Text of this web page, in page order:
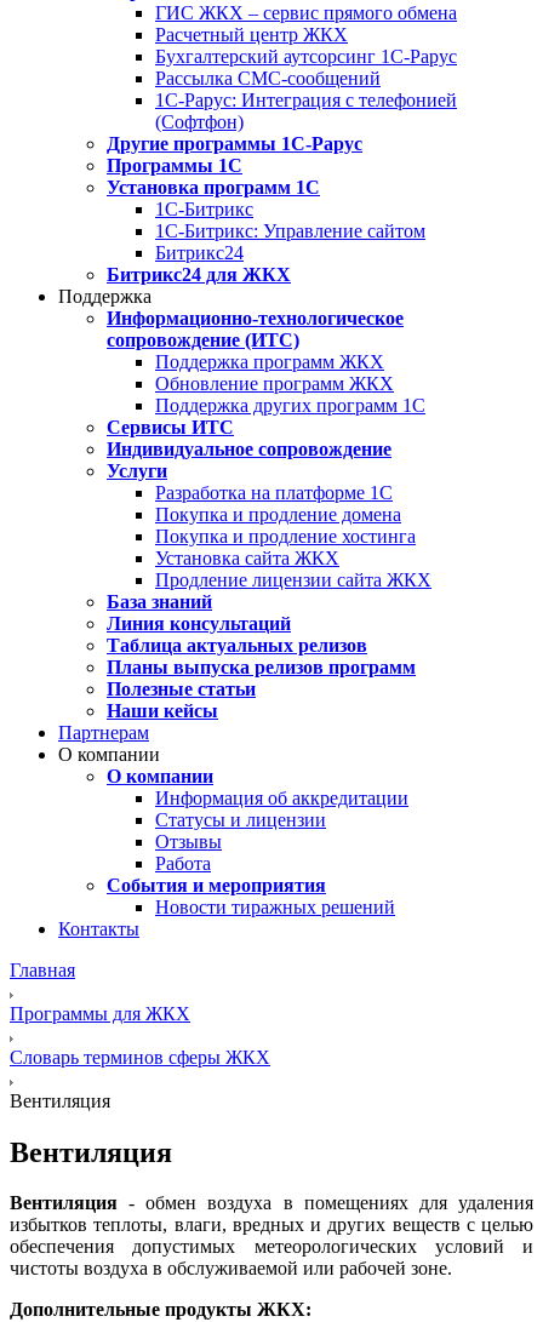
ГИС ЖКХ – сервис прямого обмена
Расчетный центр ЖКХ
Бухгалтерский аутсорсинг 1С-Рарус
Рассылка СМС-сообщений
1С-Рарус: Интеграция с телефонией
(Софтфон)
Другие программы 1С-Рарус
Программы 1С
Установка программ 1С
1С-Битрикс
1С-Битрикс: Управление сайтом
Битрикс24
Битрикс24 для ЖКХ
Поддержка
Информационно-технологическое
сопровождение (ИТС)
Поддержка программ ЖКХ
Обновление программ ЖКХ
Поддержка других программ 1С
Сервисы ИТС
Индивидуальное сопровождение
Услуги
Разработка на платформе 1С
Покупка и продление домена
Покупка и продление хостинга
Установка сайта ЖКХ
Продление лицензии сайта ЖКХ
База знаний
Линия консультаций
Таблица актуальных релизов
Планы выпуска релизов программ
Полезные статьи
Наши кейсы
Партнерам
О компании
О компании
Информация об аккредитации
Статусы и лицензии
Отзывы
Работа
События и мероприятия
Новости тиражных решений
Контакты
Главная
Программы для ЖКХ
Словарь терминов сферы ЖКХ
Вентиляция
Вентиляция
Вентиляция - обмен воздуха в помещениях для удаления
избытков теплоты, влаги, вредных и других веществ с целью
обеспечения допустимых метеорологических условий и
чистоты воздуха в обслуживаемой или рабочей зоне.
Дополнительные продукты ЖКХ: